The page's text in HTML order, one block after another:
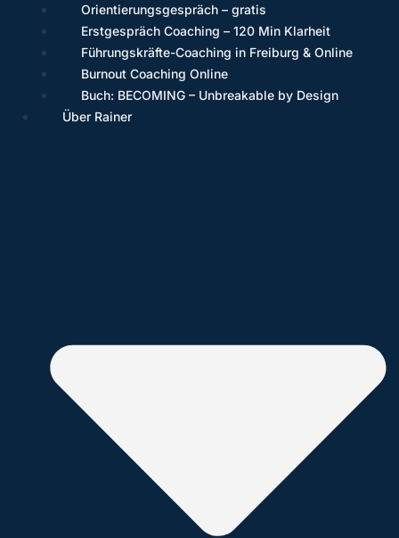
Orientierungsgespräch – gratis
Erstgespräch Coaching – 120 Min Klarheit
Führungskräfte-Coaching in Freiburg & Online
Burnout Coaching Online
Buch: BECOMING – Unbreakable by Design
Über Rainer